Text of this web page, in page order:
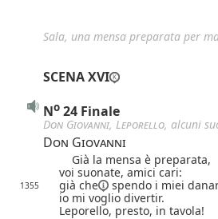
Sala, una mensa preparata per
SCENA XVI
No 24 Finale
Don Giovanni, Leporello, alcuni
Don Giovanni
Già la mensa è preparata,
voi suonate, amici cari:
1355 già che
spendo i miei
io mi voglio divertir.
Leporello, presto, in tavola!